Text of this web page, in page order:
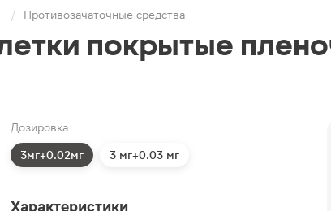
Противозачаточные средства
покрытые
Дозировка
3мг+0.02мг 3 мг+0.03 мг
Характеристики